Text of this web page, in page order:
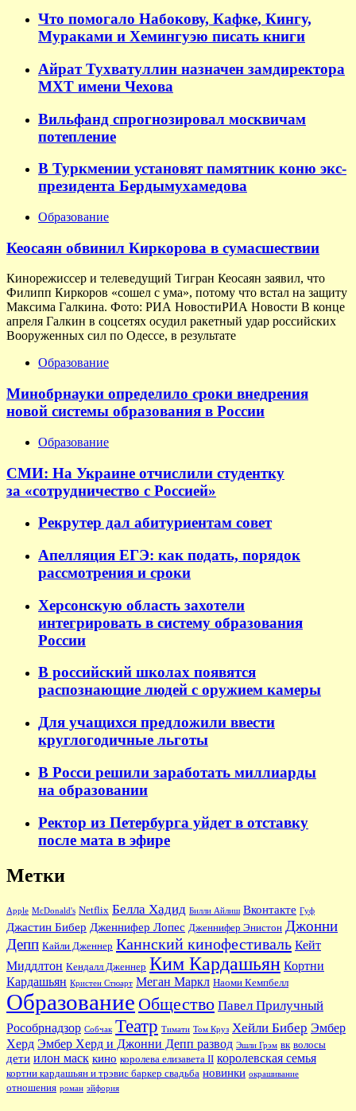
Что помогало Набокову, Кафке, Кингу,
Мураками и Хемингуэю писать книги
Айрат Тухватуллин назначен замдиректора
МХТ имени Чехова
Вильфанд спрогнозировал москвичам
потепление
В Туркмении установят памятник коню экс-
президента Бердымухамедова
Образование
Кеосаян обвинил Киркорова в сумасшествии
Кинорежиссер и телеведущий Тигран Кеосаян заявил, что
Филипп Киркоров «сошел с ума», потому что встал на защиту
Максима Галкина. Фото: РИА НовостиРИА Новости В конце
апреля Галкин в соцсетях осудил ракетный удар российских
Вооруженных сил по Одессе, в результате
Образование
Минобрнауки определило сроки внедрения
новой системы образования в России
Образование
СМИ: На Украине отчислили студентку
за «сотрудничество с Россией»
Рекрутер дал абитуриентам совет
Апелляция ЕГЭ: как подать, порядок
рассмотрения и сроки
Херсонскую область захотели
интегрировать в систему образования
России
В российский школах появятся
распознающие людей с оружием камеры
Для учащихся предложили ввести
круглогодичные льготы
В Росси решили заработать миллиарды
на образовании
Ректор из Петербурга уйдет в отставку
после мата в эфире
Метки
Apple McDonald's Netflix Белла Хадид Билли Айлиш Вконтакте Гуф
Джастин Бибер Дженнифер Лопес Дженнифер Энистон Джонни
Депп Кайли Дженнер Каннский кинофестиваль Кейт
Миддлтон Кендалл Дженнер Ким Кардашьян Кортни
Кардашьян Кристен Стюарт Меган Маркл Наоми Кемпбелл
Образование Общество Павел Прилучный
Рособрнадзор Собчак Театр Тимати Том Круз Хейли Бибер Эмбер
Херд Эмбер Херд и Джонни Депп развод Эшли Грэм вк волосы
дети илон маск кино королева елизавета II королевская семья
кортни кардашьян и трэвис баркер свадьба новинки окрашивание
отношения роман эйфория